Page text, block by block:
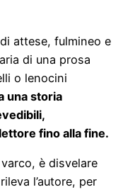
attese, fulmineo e
di una prosa
o lenocini
una storia
fino alla fine.
è disvelare
l’autore, per